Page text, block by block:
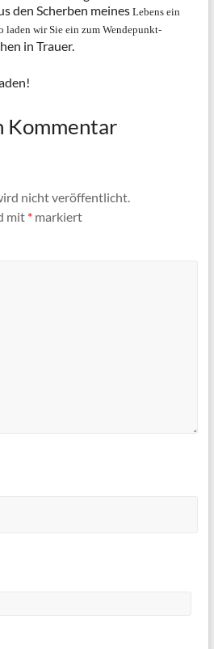
den Scherben meines Lebens ein
laden wir Sie ein zum Wendepunkt-
in Trauer.
Kommentar
nicht veröffentlicht.
mit *markiert